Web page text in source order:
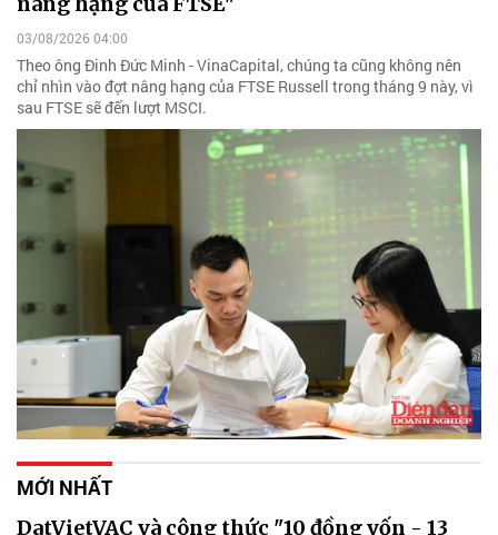
03/08/2026 04:00
Theo ông Đinh Đức Minh - VinaCapital, chúng ta cũng không nên
chỉ nhìn vào đợt nâng hạng của FTSE Russell trong tháng 9 này, vì
sau FTSE sẽ đến lượt MSCI.
MỚI NHẤT
DatVietVAC và công thức "10 đồng vốn - 13